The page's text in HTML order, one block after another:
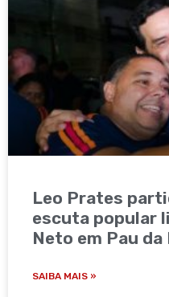
Leo Prates
escuta popular
Neto em Pau da
SAIBA MAIS »